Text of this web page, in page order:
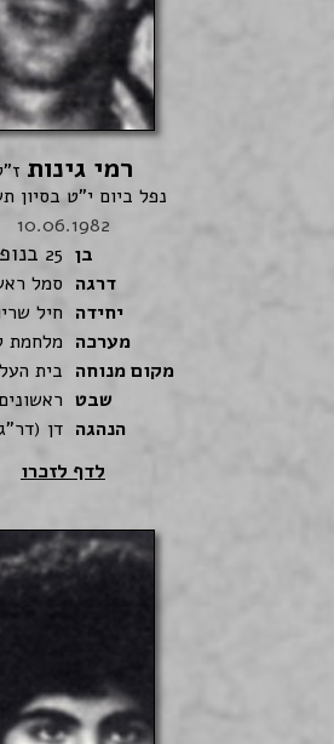
חיפוש
רמי גינות
נפל ביום י"ט בסיון
10.06.1982
בן 25
דרגה סמל
יחידה חיל
מערכה מלחמת
מקום מנוחה בית
שבט ראשונים
הנהגה דן
לדף לזכרו